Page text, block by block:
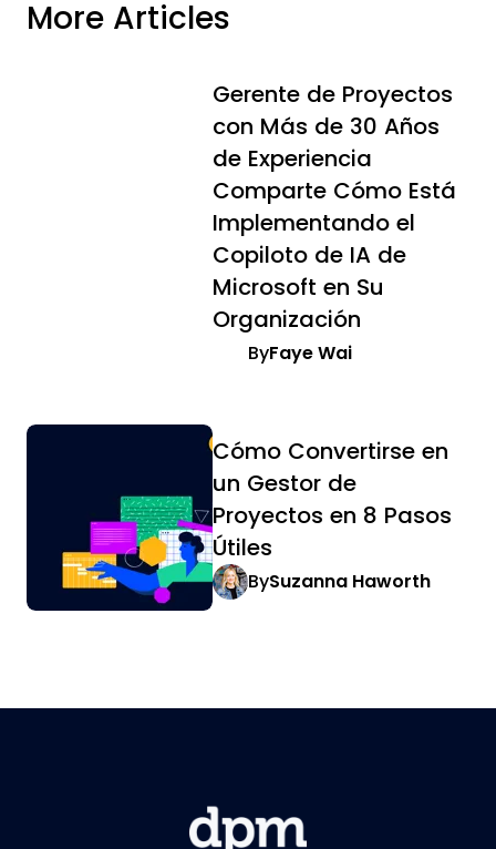
More Articles
Gerente de Proyectos
con Más de 30 Años
de Experiencia
Comparte Cómo Está
Implementando el
Copiloto de IA de
Microsoft en Su
Organización
ByFaye Wai
Cómo Convertirse en
un Gestor de
Proyectos en 8 Pasos
Útiles
BySuzanna Haworth